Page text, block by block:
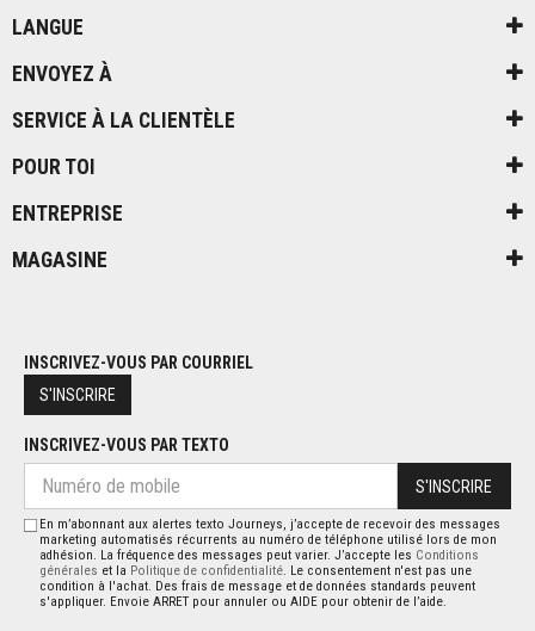
LANGUE
ENVOYEZ À
SERVICE À LA CLIENTÈLE
POUR TOI
ENTREPRISE
MAGASINE
INSCRIVEZ-VOUS PAR COURRIEL
S'INSCRIRE
INSCRIVEZ-VOUS PAR TEXTO
S'INSCRIRE
En m’abonnant aux alertes texto Journeys, j’accepte de recevoir des messages
marketing automatisés récurrents au numéro de téléphone utilisé lors de mon
adhésion. La fréquence des messages peut varier. J’accepte les Conditions
générales et la Politique de confidentialité. Le consentement n'est pas une
condition à l'achat. Des frais de message et de données standards peuvent
s'appliquer. Envoie ARRET pour annuler ou AIDE pour obtenir de l’aide.